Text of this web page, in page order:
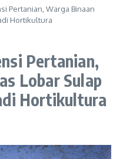
Pertanian, Warga Binaan
Hortikultura
Pertanian,
Lobar Sulap
Hortikultura